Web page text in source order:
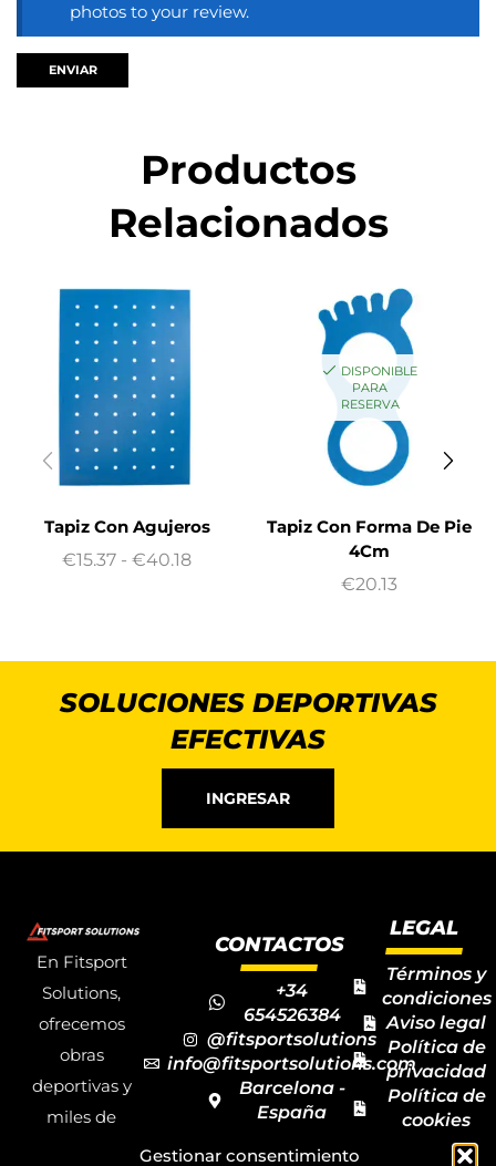
Gestionar consentimiento
photos to your review.
Productos
Relacionados
Tapiz Con Agujeros
€15.37 - €40.18
DISPONIBLE
PARA
RESERVA
Tapiz Con Forma De Pie
4Cm
€20.13
SOLUCIONES DEPORTIVAS
EFECTIVAS
INGRESAR
En Fitsport
Solutions,
ofrecemos
obras
deportivas y
miles de
CONTACTOS
+34
654526384
@fitsportsolutions
info@fitsportsolutions.com
Barcelona -
España
de contacto
LEGAL
Términos y
condiciones
Aviso legal
Política de
privacidad
Política de
cookies